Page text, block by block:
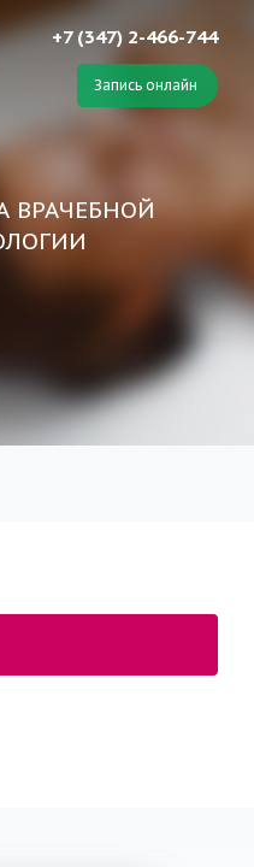
+7 (347) 2-466-744
Запись онлайн
ВРАЧЕБНОЙ